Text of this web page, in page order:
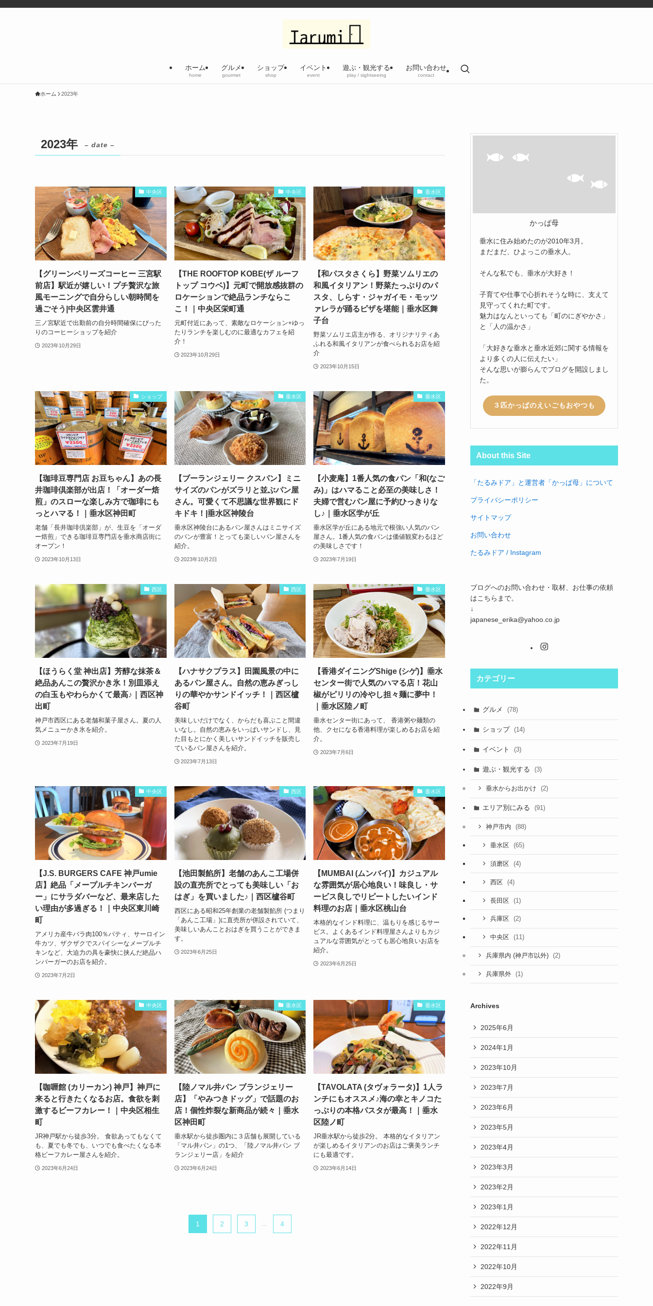
ホーム
home
グルメ
gourmet
ショップ
shop
イベント
event
遊ぶ・観光する
play / sightseeing
お問い合わせ
contact
ホーム 2023年
2023年 – date –
中央区
【グリーンベリーズコーヒー 三宮駅
前店】駅近が嬉しい！プチ贅沢な旅
風モーニングで自分らしい朝時間を
過ごそう|中央区雲井通
三ノ宮駅近で出勤前の自分時間確保にぴった
りのコーヒーショップを紹介
2023年10月29日
中央区
【THE ROOFTOP KOBE(ザ ルーフ
トップ コウベ)】元町で開放感抜群の
ロケーションで絶品ランチならこ
こ！｜中央区栄町通
元町付近にあって、素敵なロケーション+ゆっ
たりランチを楽しむのに最適なカフェを紹
介！
2023年10月29日
垂水区
【和パスタさくら】野菜ソムリエの
和風イタリアン！野菜たっぷりのパ
スタ、しらす・ジャガイモ・モッツ
ァレラが踊るピザを堪能｜垂水区舞
子台
野菜ソムリエ店主が作る、オリジナリティあ
ふれる和風イタリアンが食べられるお店を紹
介
2023年10月15日
ショップ
【珈琲豆専門店 お豆ちゃん】あの長
井珈琲倶楽部が出店！「オーダー焙
煎」のスローな楽しみ方で珈琲にも
っとハマる！｜垂水区神田町
老舗「長井珈琲倶楽部」が、生豆を「オーダ
ー焙煎」できる珈琲豆専門店を垂水商店街に
オープン！
2023年10月13日
垂水区
【ブーランジェリー クスパン】ミニ
サイズのパンがズラリと並ぶパン屋
さん。可愛くて不思議な世界観にド
キドキ！|垂水区神陵台
垂水区神陵台にあるパン屋さんはミニサイズ
のパンが豊富！とっても楽しいパン屋さんを
紹介。
2023年10月2日
垂水区
【小麦庵】1番人気の食パン「和(なご
み)」はハマること必至の美味しさ！
夫婦で営むパン屋に予約ひっきりな
し♪｜垂水区学が丘
垂水区学が丘にある地元で根強い人気のパン
屋さん。1番人気の食パンは価値観変わるほど
の美味しさです！
2023年7月19日
西区
【ほうらく堂 神出店】芳醇な抹茶＆
絶品あんこの贅沢かき氷！別皿添え
の白玉もやわらかくて最高♪｜西区神
出町
神戸市西区にある老舗和菓子屋さん。夏の人
気メニューかき氷を紹介。
2023年7月19日
西区
【ハナサクプラス】田園風景の中に
あるパン屋さん。自然の恵みぎっし
りの華やかサンドイッチ！｜西区櫨
谷町
美味しいだけでなく、からだも喜ぶこと間違
いなし。自然の恵みをいっぱいサンドし、見
た目もとにかく美しいサンドイッチを販売し
ているパン屋さんを紹介。
2023年7月13日
垂水区
【香港ダイニングShige (シゲ)】垂水
センター街で人気のハマる店！花山
椒がピリリの冷やし担々麺に夢中！
｜垂水区陸ノ町
垂水センター街にあって、 香港粥や麺類の
他、クセになる香港料理が楽しめるお店を紹
介。
2023年7月6日
中央区
【J.S. BURGERS CAFE 神戸umie
店】絶品「メープルチキンバーガ
ー」にサラダバーなど、最来店した
い理由が多過ぎる！｜中央区東川崎
町
アメリカ産牛バラ肉100％パティ、サーロイン
牛カツ、ザクザクでスパイシーなメープルチ
キンなど、大迫力の具を豪快に挟んだ絶品ハ
ンバーガーのお店を紹介。
2023年7月2日
西区
【池田製餡所】老舗のあんこ工場併
設の直売所でとっても美味しい「お
はぎ」を買いました♪｜西区櫨谷町
西区にある昭和25年創業の老舗製餡所 (つまり
「あんこ工場」)に直売所が併設されていて、
美味しいあんことおはぎを買うことができま
す。
2023年6月25日
垂水区
【MUMBAI (ムンバイ)】カジュアル
な雰囲気が居心地良い！味良し・サ
ービス良しでリピートしたいインド
料理のお店｜垂水区桃山台
本格的なインド料理に、温もりを感じるサー
ビス。よくあるインド料理屋さんよりもカジ
ュアルな雰囲気がとっても居心地良いお店を
紹介。
2023年6月25日
中央区
【咖喱館 (カリーカン) 神戸】神戸に
来ると行きたくなるお店。食欲を刺
激するビーフカレー！｜中央区相生
町
JR神戸駅から徒歩3分。 食欲あってもなくて
も、夏でも冬でも、いつでも食べたくなる本
格ビーフカレー屋さんを紹介。
2023年6月24日
垂水区
【陸ノマル井パン ブランジェリー
店】「やみつきドッグ」で話題のお
店！個性炸裂な新商品が続々｜垂水
区神田町
垂水駅から徒歩圏内に３店舗も展開している
「マル井パン」の1つ、「陸ノマル井パン ブ
ランジェリー店」を紹介
2023年6月24日
垂水区
【TAVOLATA (タヴォラータ)】1人ラ
ンチにもオススメ♪海の幸とキノコた
っぷりの本格パスタが最高！｜垂水
区陸ノ町
JR垂水駅から徒歩2分。 本格的なイタリアン
が楽しめるイタリアンのお店はご褒美ランチ
にも最適です。
2023年6月14日
1 2 3 4
かっぱ母
垂水に住み始めたのが2010年3月。
まだまだ、ひよっこの垂水人。
そんな私でも、垂水が大好き！
子育てや仕事で心折れそうな時に、支えて
見守ってくれた町です。
魅力はなんといっても「町のにぎやかさ」
と「人の温かさ」
「大好きな垂水と垂水近郊に関する情報を
より多くの人に伝えたい」
そんな思いが膨らんでブログを開設しまし
た。
３匹かっぱのえいごもおやつも
About this Site
「たるみドア」と運営者「かっぱ母」について
プライバシーポリシー
サイトマップ
お問い合わせ
たるみドア / Instagram
ブログへのお問い合わせ・取材、お仕事の依頼
はこちらまで。
↓
japanese_erika@yahoo.co.jp
カテゴリー
グルメ (78)
ショップ (14)
イベント (3)
遊ぶ・観光する (3)
垂水からお出かけ (2)
エリア別にみる (91)
神戸市内 (88)
垂水区 (65)
須磨区 (4)
西区 (4)
長田区 (1)
兵庫区 (2)
中央区 (11)
兵庫県内 (神戸市以外) (2)
兵庫県外 (1)
Archives
2025年6月
2024年1月
2023年10月
2023年7月
2023年6月
2023年5月
2023年4月
2023年3月
2023年2月
2023年1月
2022年12月
2022年11月
2022年10月
2022年9月